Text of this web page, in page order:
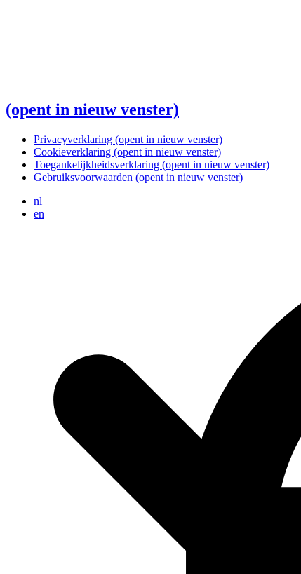
(opent in nieuw venster)
Privacyverklaring (opent in nieuw venster)
Cookieverklaring (opent in nieuw venster)
Toegankelijkheidsverklaring (opent in nieuw venster)
Gebruiksvoorwaarden (opent in nieuw venster)
nl
en